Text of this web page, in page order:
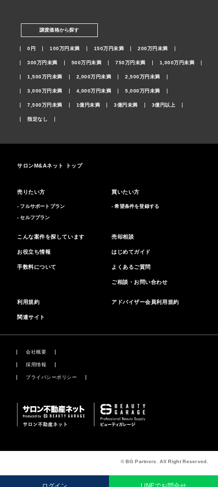
ログイン LINEでお問合せ
譲渡価格から探す
0円 100万円未満 150万円未満 200万円未満
300万円未満 500万円未満 750万円未満 1,000万円未満
1,500万円未満 2,000万円未満 2,500万円未満
3,000万円未満 4,000万円未満 5,000万円未満
7,500万円未満 1億円未満 3億円未満 3億円以上
指定なし
サロンM&Aネット トップ
売りたい方
- フルサポートプラン
- セルフプラン
買いたい方
- 希望条件を登録する
こんな案件を探しています
お役立ち情報
手数料について
売却相談
はじめてガイド
よくあるご質問
ご相談・お問い合わせ
利用規約 アドバイザー会員利用規約
関連サイト
会社概要
採用情報
プライバシーポリシー
© BG Partners. All Right Reserved.